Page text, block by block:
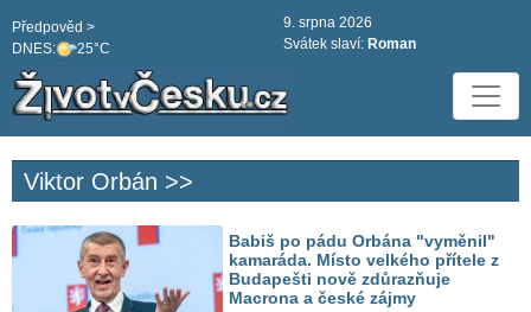
DNES: 25°C
Předpověd >
9. srpna 2026
Svátek slaví: Roman
Viktor Orbán >>
Babiš po pádu Orbána "vyměnil"
kamaráda. Místo velkého přítele z
Budapešti nově zdůrazňuje
Macrona a české zájmy